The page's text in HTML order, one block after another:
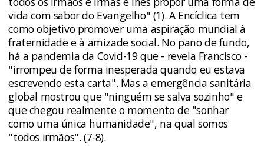
vida com sabor do Evangelho" (1). A Encíclica tem
como objetivo promover uma aspiração mundial à
fraternidade e à amizade social. No pano de fundo,
há a pandemia da Covid-19 que - revela Francisco -
"irrompeu de forma inesperada quando eu estava
escrevendo esta carta". Mas a emergência sanitária
global mostrou que "ninguém se salva sozinho" e
que chegou realmente o momento de "sonhar
como uma única humanidade", na qual somos
"todos irmãos". (7-8).